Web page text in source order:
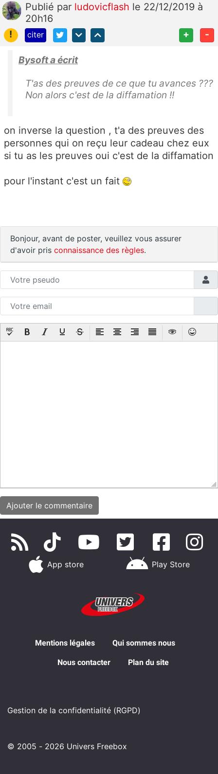
Publié par ludovicflash le 22/12/2019 à
20h16
!
citer + -
Bysoft a écrit
T'as des preuves de ce que tu avances ???
Non alors c'est de la diffamation !!
on inverse la question , t'a des preuves des
personnes qui on reçu leur cadeau chez eux
si tu as les preuves oui c'est de la diffamation
pour l'instant c'est un fait
Bonjour, avant de poster, veuillez vous assurer
d'avoir pris connaissance des règles.
App store Play Store
Mentions légales Qui sommes nous
Nous contacter Plan du site
Gestion de la confidentialité (RGPD)
© 2005 - 2026 Univers Freebox